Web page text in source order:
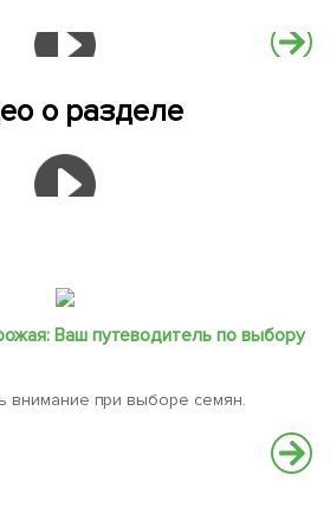
о разделе
Ваш путеводитель по выбору
внимание при выборе семян.